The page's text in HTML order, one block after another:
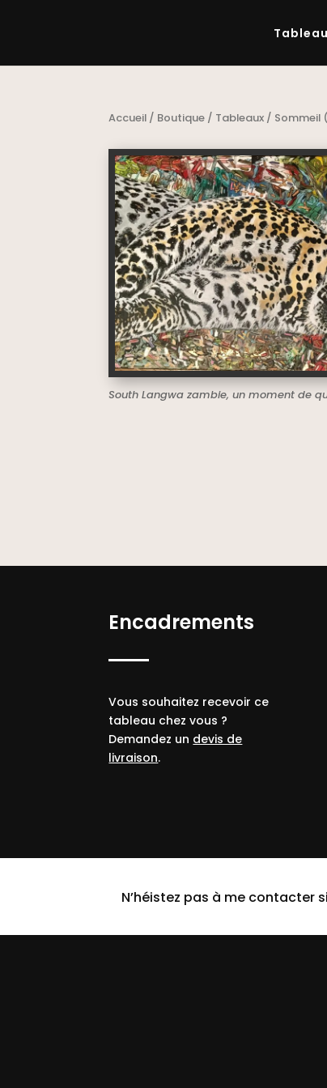
Accueil / Boutique / Tableaux / Sommeil
South Langwa zambie, un moment de
Encadrements
Vous souhaitez recevoir ce
tableau chez vous ?
Demandez un devis de
livraison.
N’héistez pas à me contacter